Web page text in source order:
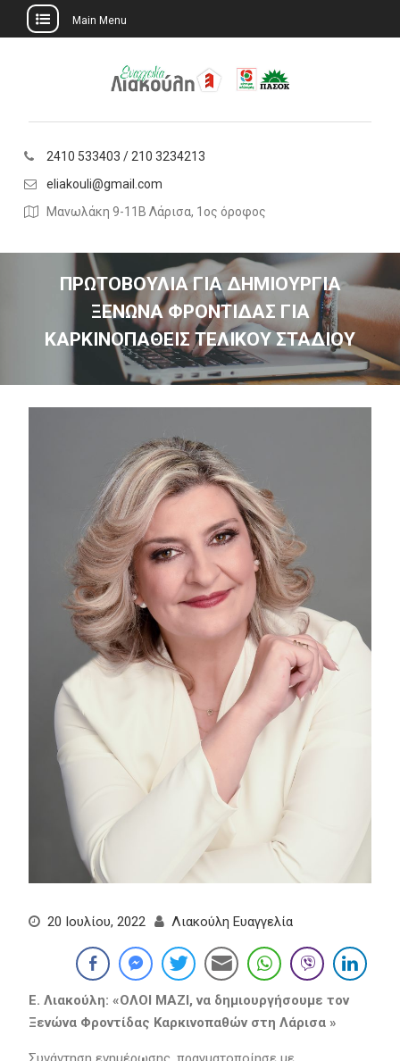
Main Menu
2410 533403 / 210 3234213
eliakouli@gmail.com
Μανωλάκη 9-11Β Λάρισα, 1ος όροφος
ΠΡΩΤΟΒΟΥΛΙΑ ΓΙΑ ΔΗΜΙΟΥΡΓΙΑ
ΞΕΝΩΝΑ ΦΡΟΝΤΙΔΑΣ ΓΙΑ
ΚΑΡΚΙΝΟΠΑΘΕΙΣ ΤΕΛΙΚΟΥ ΣΤΑΔΙΟΥ
20 Ιουλίου, 2022 Λιακούλη Ευαγγελία
Ε. Λιακούλη: «ΟΛΟΙ ΜΑΖΙ, να δημιουργήσουμε τον
Ξενώνα Φροντίδας Καρκινοπαθών στη Λάρισα »